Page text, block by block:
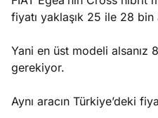
fiyatı yaklaşık 25 ile 28 bin
Yani en üst modeli alsanız
gerekiyor.
Aynı aracın Türkiye’deki